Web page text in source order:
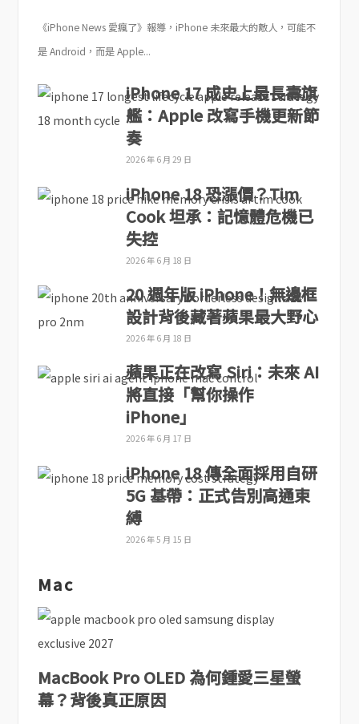
《iPhone News 愛瘋了》報導，iPhone 未來最大的敵人，可能不
是 Android，而是 Apple...
iPhone 17 成史上最長壽旗
艦：Apple 改寫手機更新節
奏
2026 年 6 月 29 日
iPhone 18 恐漲價？Tim
Cook 坦承：記憶體危機已
失控
2026 年 6 月 18 日
20 週年版 iPhone！無邊框
設計背後藏著蘋果最大野心
2026 年 6 月 18 日
蘋果正在改寫 Siri：未來 AI
將直接「幫你操作
iPhone」
2026 年 6 月 17 日
iPhone 18 傳全面採用自研
5G 基帶：正式告別高通束
縛
2026 年 5 月 15 日
Mac
MacBook Pro OLED 為何鍾愛三星螢
幕？背後真正原因